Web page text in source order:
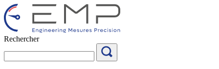
Aller
au
contenu
Rechercher